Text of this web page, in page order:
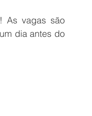
As vagas são
dia antes do